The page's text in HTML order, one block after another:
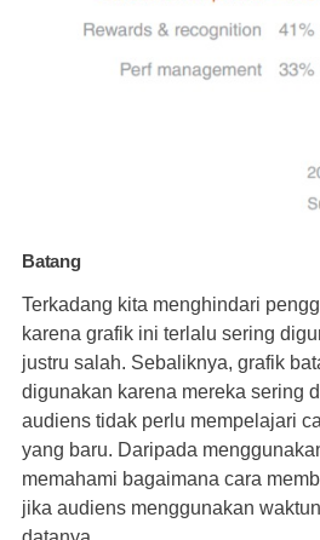
Batang
Terkadang kita menghindari
karena grafik ini terlalu sering
justru salah. Sebaliknya, grafik
digunakan karena mereka sering
audiens tidak perlu mempelajari
yang baru. Daripada
memahami bagaimana cara
jika audiens menggunakan